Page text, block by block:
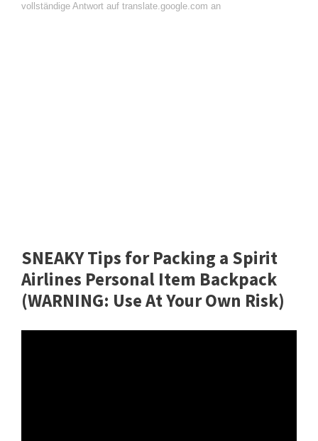
vollständige Antwort auf translate.google.com an
SNEAKY Tips for Packing a Spirit
Airlines Personal Item Backpack
(WARNING: Use At Your Own Risk)